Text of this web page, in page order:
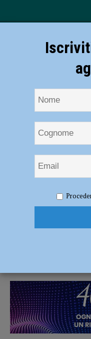
Coronavirus, 236 nuovi
Coronavirus,